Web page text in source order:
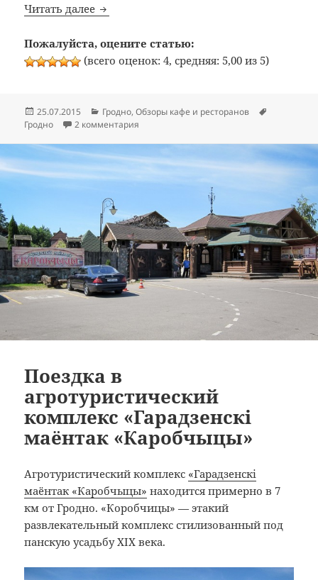
Читать далее Bon Appetit: №291: Пивной ресторан
Пожалуйста, оцените статью:
(всего оценок: 4, средняя: 5,00 из 5)
Опубликовано
25.07.2015 Рубрики
Гродно,Обзоры кафе и ресторанов
Гродно
2 комментария
Поездка в
агротуристический
комплекс «Гарадзенскi
маёнтак «Каробчыцы»
Агротуристический комплекс «Гарадзенскi
маёнтак «Каробчыцы» находится примерно в 7
км от Гродно. «Коробчицы» — этакий
развлекательный комплекс стилизованный под
панскую усадьбу XIX века.